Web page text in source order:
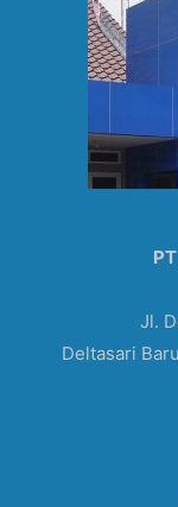
Jl.
Deltasari